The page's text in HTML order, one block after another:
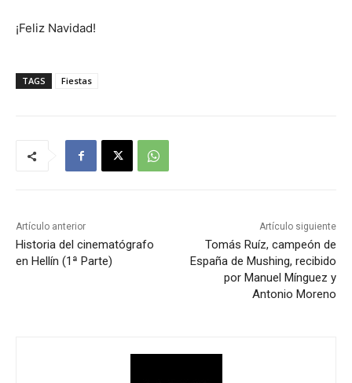
¡Feliz Navidad!
TAGS Fiestas
Artículo anterior
Historia del cinematógrafo
en Hellín (1ª Parte)
Artículo siguiente
Tomás Ruíz, campeón de
España de Mushing, recibido
por Manuel Mínguez y
Antonio Moreno